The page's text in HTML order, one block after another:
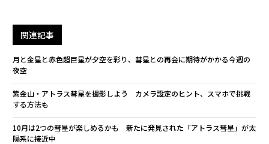
関連記事
月と金星と赤色超巨星が夕空を彩り、彗星との再会に期待がかかる今週の
夜空
紫金山・アトラス彗星を撮影しよう カメラ設定のヒント、スマホで挑戦
する方法も
10月は2つの彗星が楽しめるかも 新たに発見された「アトラス彗星」が太
陽系に接近中